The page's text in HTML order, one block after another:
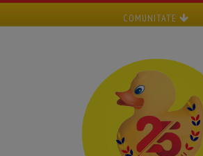
COMUNITATE